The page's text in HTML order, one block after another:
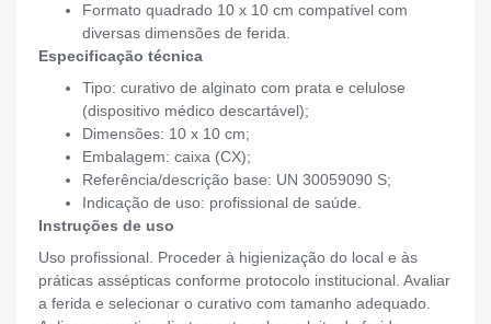
Formato quadrado 10 x 10 cm compatível com
diversas dimensões de ferida.
Especificação técnica
Tipo: curativo de alginato com prata e celulose
(dispositivo médico descartável);
Dimensões: 10 x 10 cm;
Embalagem: caixa (CX);
Referência/descrição base: UN 30059090 S;
Indicação de uso: profissional de saúde.
Instruções de uso
Uso profissional. Proceder à higienização do local e às
práticas assépticas conforme protocolo institucional. Avaliar
a ferida e selecionar o curativo com tamanho adequado.